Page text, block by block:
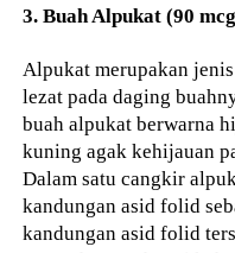
3. Buah Alpukat (90
Alpukat merupakan
lezat pada daging
buah alpukat berwarna
kuning agak kehijauan
Dalam satu cangkir
kandungan asid folid
kandungan asid folid